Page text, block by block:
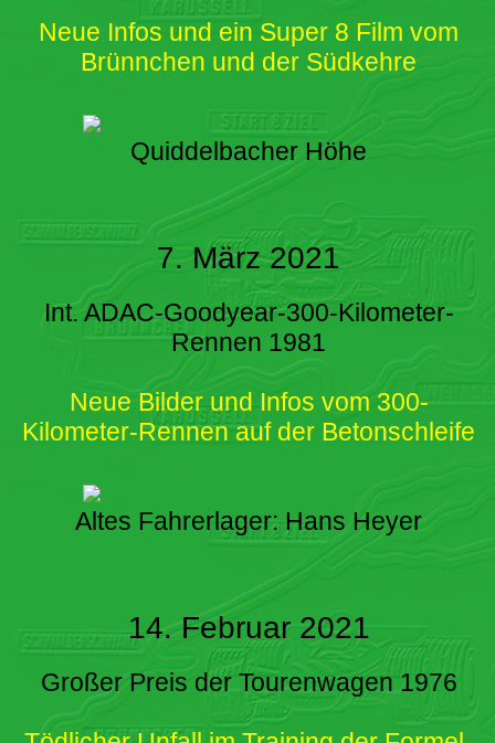
Neue Infos und ein Super 8 Film vom
Brünnchen und der Südkehre
Quiddelbacher Höhe
7. März 2021
Int. ADAC-Goodyear-300-Kilometer-
Rennen 1981
Neue Bilder und Infos vom 300-
Kilometer-Rennen auf der Betonschleife
Altes Fahrerlager: Hans Heyer
14. Februar 2021
Großer Preis der Tourenwagen 1976